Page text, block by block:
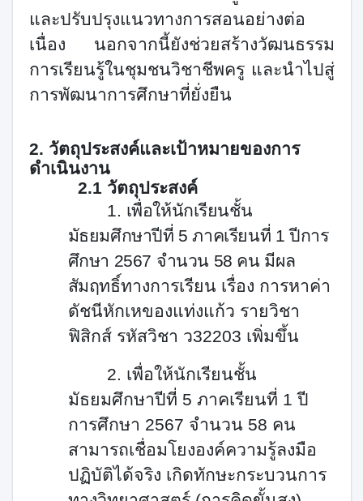
และปรับปรุงแนวทางการสอนอย่างต่อ
เนื่อง นอกจากนี้ยังช่วยสร้างวัฒนธรรม
การเรียนรู้ในชุมชนวิชาชีพครู และนำไปสู่
การพัฒนาการศึกษาที่ยั่งยืน
2. วัตถุประสงค์และเป้าหมายของการ
ดำเนินงาน
2.1 วัตถุประสงค์
1. เพื่อให้นักเรียนชั้น
มัธยมศึกษาปีที่ 5ภาคเรียนที่ 1ปีการ
ศึกษา 2567 จำนวน 58 คน มีผล
สัมฤทธิ์ทางการเรียน เรื่อง การหาค่า
ดัชนีหักเหของแท่งแก้ว รายวิชา
ฟิสิกส์ รหัสวิชา ว32203 เพิ่มขึ้น
2. เพื่อให้นักเรียนชั้น
มัธยมศึกษาปีที่ 5 ภาคเรียนที่ 1ปี
การศึกษา 2567 จำนวน 58 คน
สามารถเชื่อมโยงองค์ความรู้ลงมือ
ปฏิบัติได้จริง เกิดทักษะกระบวนการ